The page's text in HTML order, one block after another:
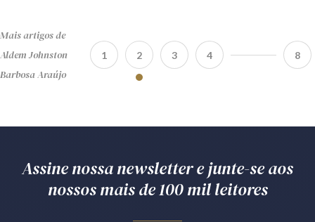
Mais artigos de
Aldem Johnston
Barbosa Araújo
1 2 3 4 8
Assine nossa newsletter e junte-se aos
nossos mais de 100 mil leitores